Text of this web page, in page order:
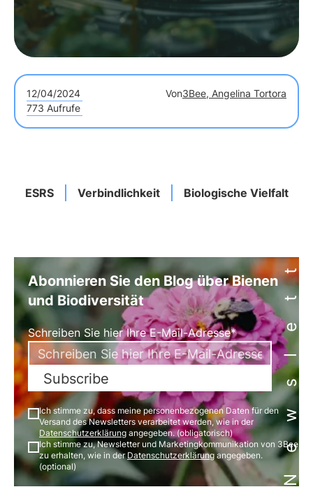
12/04/2024 Von3Bee, Angelina Tortora
773 Aufrufe
ESRS Verbindlichkeit Biologische VielfaltNewsletter
Abonnieren Sie den Blog über Bienen
und Biodiversität
Schreiben Sie hier Ihre E-Mail-Adresse*
Subscribe
Ich stimme zu, dass meine personenbezogenen Daten für den
Versand des Newsletters verarbeitet werden, wie in der
Datenschutzerklärung angegeben. (obligatorisch)
Ich stimme zu, Newsletter und Marketingkommunikation von 3Bee
zu erhalten, wie in derDatenschutzerklärungangegeben.
(optional)